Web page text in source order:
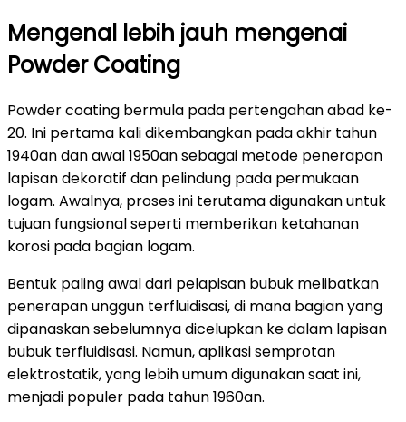
Mengenal lebih jauh mengenai
Powder Coating
Powder coating bermula pada pertengahan abad ke-
20. Ini pertama kali dikembangkan pada akhir tahun
1940an dan awal 1950an sebagai metode penerapan
lapisan dekoratif dan pelindung pada permukaan
logam. Awalnya, proses ini terutama digunakan untuk
tujuan fungsional seperti memberikan ketahanan
korosi pada bagian logam.
Bentuk paling awal dari pelapisan bubuk melibatkan
penerapan unggun terfluidisasi, di mana bagian yang
dipanaskan sebelumnya dicelupkan ke dalam lapisan
bubuk terfluidisasi. Namun, aplikasi semprotan
elektrostatik, yang lebih umum digunakan saat ini,
menjadi populer pada tahun 1960an.